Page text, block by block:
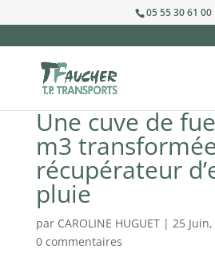
05 55 30 61 00
Une cuve de
m3
récupérateur
pluie
par CAROLINE HUGUET| 25
0 commentaires